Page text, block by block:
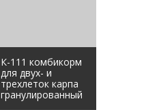
К-111 комбикорм
для двух- и
трехлеток карпа
гранулированный